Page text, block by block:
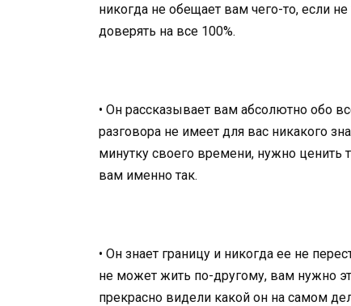
никогда не обещает вам чего-то, если
доверять на все 100%.
• Он рассказывает вам абсолютно обо
разговора не имеет для вас никакого
минутку своего времени, нужно ценить
вам именно так.
• Он знает границу и никогда ее не
не может жить по-другому, вам нужно
прекрасно видели какой он на самом